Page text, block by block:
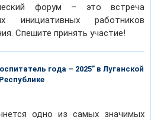
форум – это встреча
инициативных работников
Спешите принять участие!
года – 2025” в Луганской
одно из самых значимых